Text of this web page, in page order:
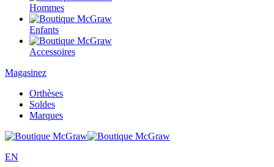
Hommes
Enfants
Accessoires
Magasinez
Orthèses
Soldes
Marques
EN